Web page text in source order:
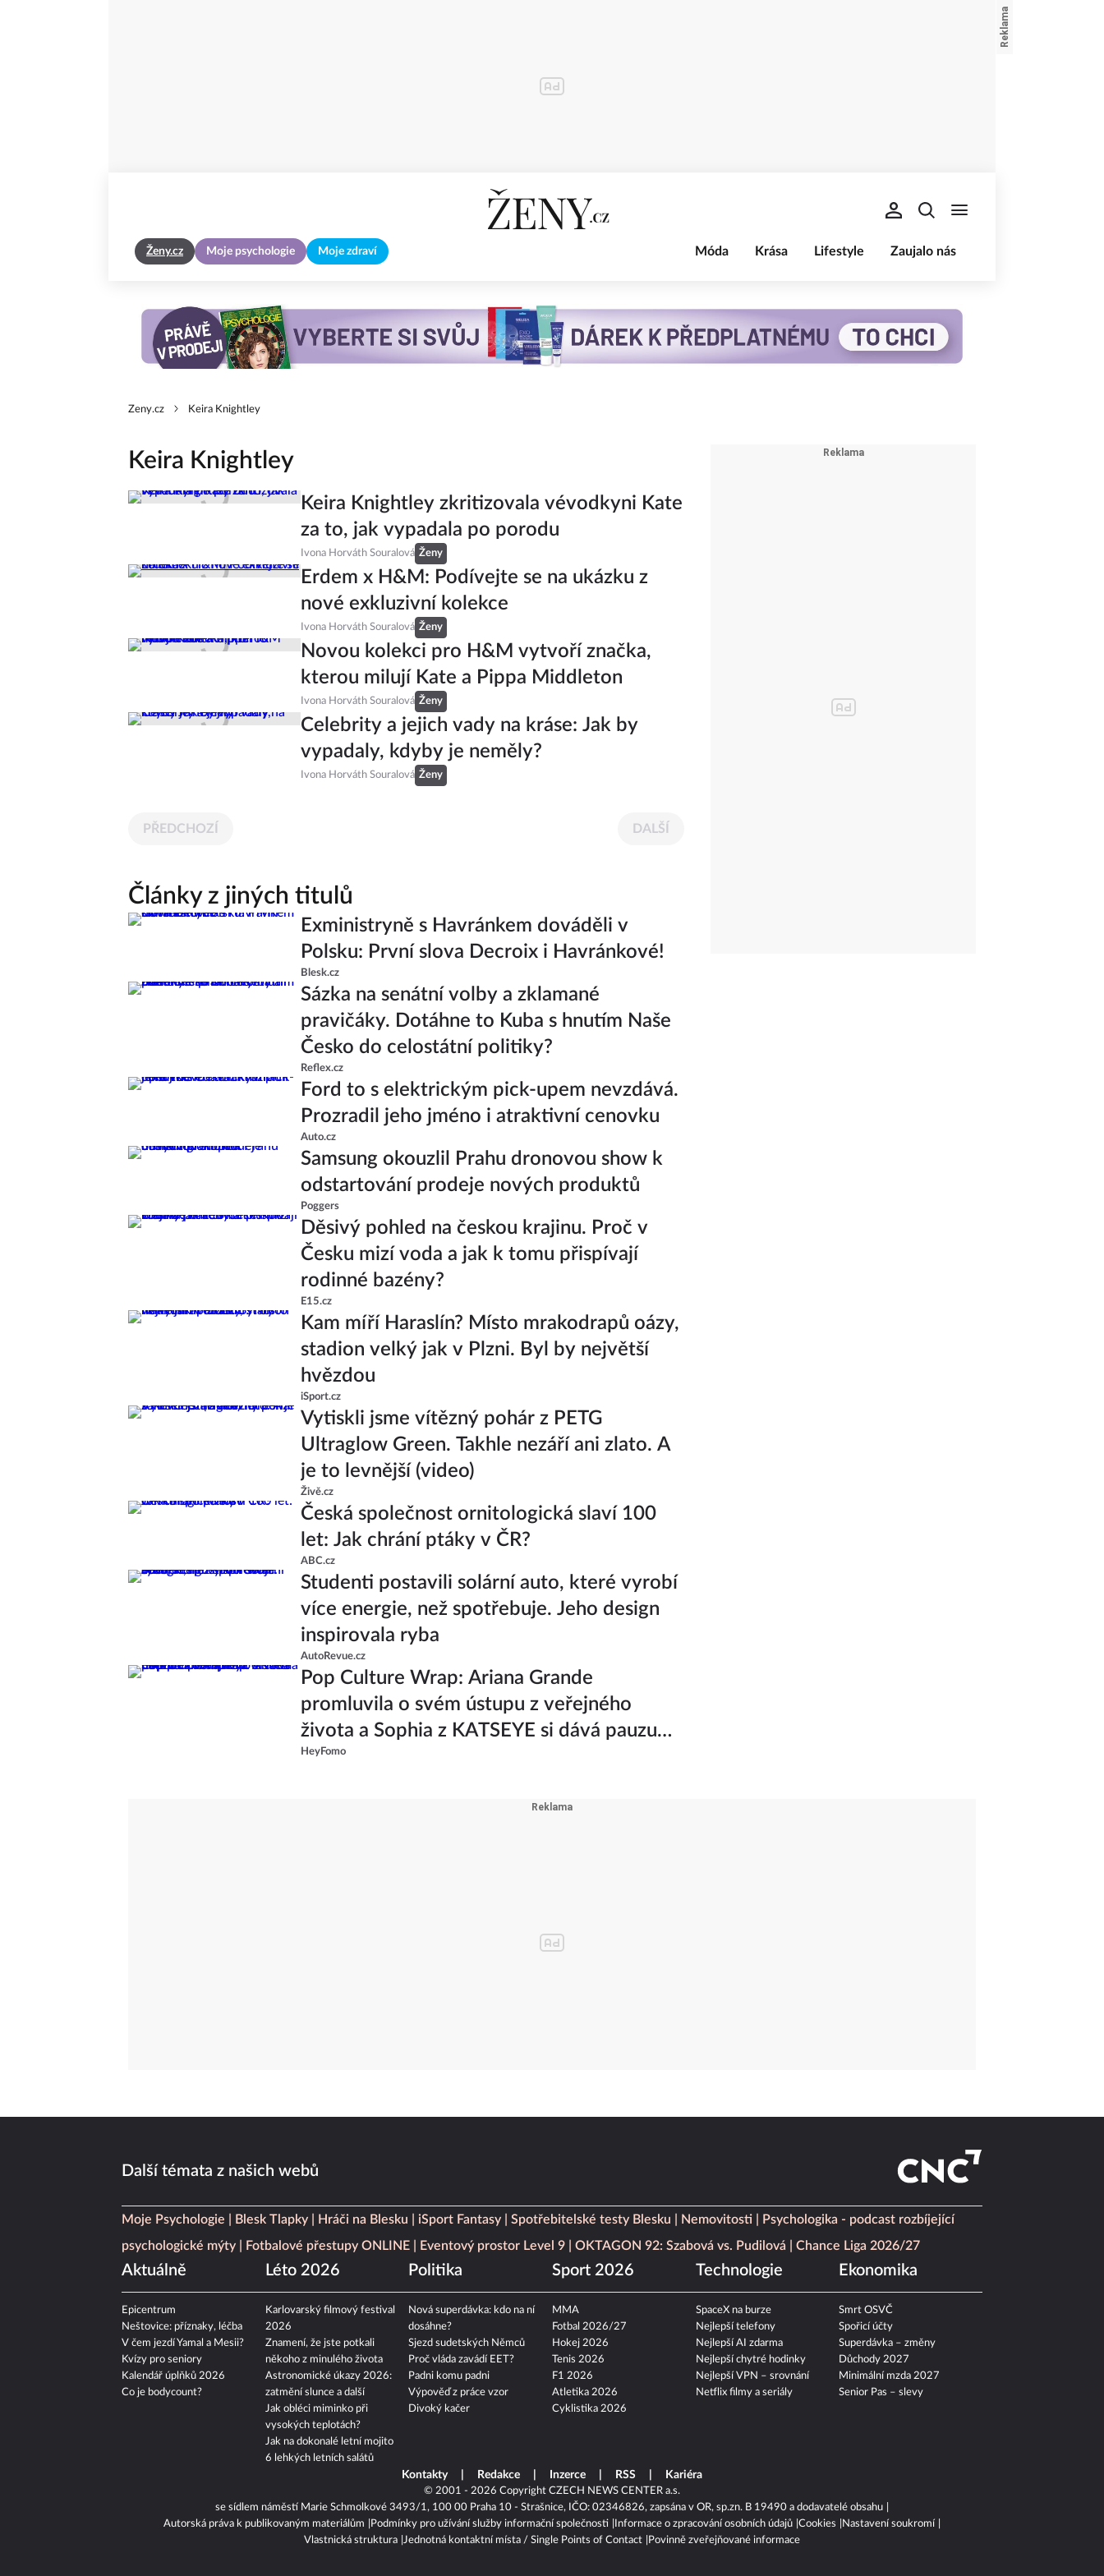
Ženy.cz Moje psychologie Moje zdraví Móda Krása Lifestyle Zaujalo nás
Zeny.cz Keira Knightley
Keira Knightley
Keira Knightley zkritizovala vévodkyni Kate
za to, jak vypadala po porodu
Ivona Horváth Souralová Ženy
Erdem x H&M: Podívejte se na ukázku z
nové exkluzivní kolekce
Ivona Horváth Souralová Ženy
Novou kolekci pro H&M vytvoří značka,
kterou milují Kate a Pippa Middleton
Ivona Horváth Souralová Ženy
Celebrity a jejich vady na kráse: Jak by
vypadaly, kdyby je neměly?
Ivona Horváth Souralová Ženy
PŘEDCHOZÍ DALŠÍ
Články z jiných titulů
Exministryně s Havránkem dováděli v
Polsku: První slova Decroix i Havránkové!
Blesk.cz
Sázka na senátní volby a zklamané
pravičáky. Dotáhne to Kuba s hnutím Naše
Česko do celostátní politiky?
Reflex.cz
Ford to s elektrickým pick-upem nevzdává.
Prozradil jeho jméno i atraktivní cenovku
Auto.cz
Samsung okouzlil Prahu dronovou show k
odstartování prodeje nových produktů
Poggers
Děsivý pohled na českou krajinu. Proč v
Česku mizí voda a jak k tomu přispívají
rodinné bazény?
E15.cz
Kam míří Haraslín? Místo mrakodrapů oázy,
stadion velký jak v Plzni. Byl by největší
hvězdou
iSport.cz
Vytiskli jsme vítězný pohár z PETG
Ultraglow Green. Takhle nezáří ani zlato. A
je to levnější (video)
Živě.cz
Česká společnost ornitologická slaví 100
let: Jak chrání ptáky v ČR?
ABC.cz
Studenti postavili solární auto, které vyrobí
více energie, než spotřebuje. Jeho design
inspirovala ryba
AutoRevue.cz
Pop Culture Wrap: Ariana Grande
promluvila o svém ústupu z veřejného
života a Sophia z KATSEYE si dává pauzu
od skupiny
HeyFomo
Další témata z našich webů
Moje Psychologie Blesk Tlapky Hráči na Blesku iSport Fantasy Spotřebitelské testy Blesku Nemovitosti
Psychologika - podcast rozbíjející
psychologické mýty
Fotbalové přestupy ONLINE Eventový prostor Level 9 OKTAGON 92: Szabová vs. Pudilová Chance Liga 2026/27
Aktuálně
Epicentrum
Neštovice: příznaky, léčba
V čem jezdí Yamal a Mesii?
Kvízy pro seniory
Kalendář úplňků 2026
Co je bodycount?
Léto 2026
Karlovarský filmový festival
2026
Znamení, že jste potkali
někoho z minulého života
Astronomické úkazy 2026:
zatmění slunce a další
Jak obléci miminko při
vysokých teplotách?
Jak na dokonalé letní mojito
6 lehkých letních salátů
Politika
Nová superdávka: kdo na ní
dosáhne?
Sjezd sudetských Němců
Proč vláda zavádí EET?
Padni komu padni
Výpověď z práce vzor
Divoký kačer
Sport 2026
MMA
Fotbal 2026/27
Hokej 2026
Tenis 2026
F1 2026
Atletika 2026
Cyklistika 2026
Technologie
SpaceX na burze
Nejlepší telefony
Nejlepší AI zdarma
Nejlepší chytré hodinky
Nejlepší VPN – srovnání
Netflix filmy a seriály
Ekonomika
Smrt OSVČ
Spořicí účty
Superdávka – změny
Důchody 2027
Minimální mzda 2027
Senior Pas – slevy
Kontakty Redakce Inzerce RSS Kariéra
© 2001 - 2026 Copyright CZECH NEWS CENTER a.s.
se sídlem náměstí Marie Schmolkové 3493/1, 100 00 Praha 10 - Strašnice, IČO: 02346826, zapsána v OR, sp.zn. B 19490 a dodavatelé obsahu
Autorská práva k publikovaným materiálům
Podmínky pro užívání služby informační společnosti Informace o zpracování osobních údajů Cookies
Nastavení soukromí
Vlastnická struktura Jednotná kontaktní místa / Single Points of Contact Povinně zveřejňované informace